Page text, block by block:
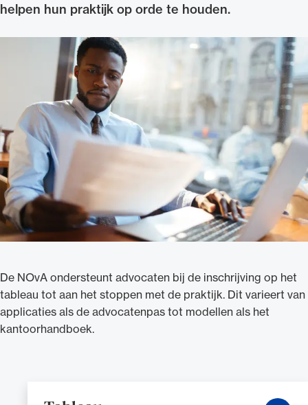
helpen hun praktijk op orde te houden.
De NOvA ondersteunt advocaten bij de inschrijving op het
tableau tot aan het stoppen met de praktijk. Dit varieert van
applicaties als de advocatenpas tot modellen als het
kantoorhandboek.
Uitgelicht
Alle wet- en regelgeving voor de advocatuur.
Van de Advocatenwet tot de Verordening op
de advocatuur (Voda) en de Regeling op de
advocatuur (Roda).
beroepsuitoefening: van de advocatenpas tot